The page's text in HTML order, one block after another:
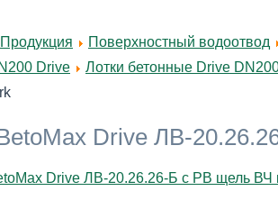
Продукция Поверхностный водоотвод
Drive
Лотки бетонные Drive
Drive ЛВ-